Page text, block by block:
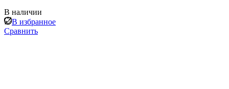
В наличии
В избранное
Сравнить